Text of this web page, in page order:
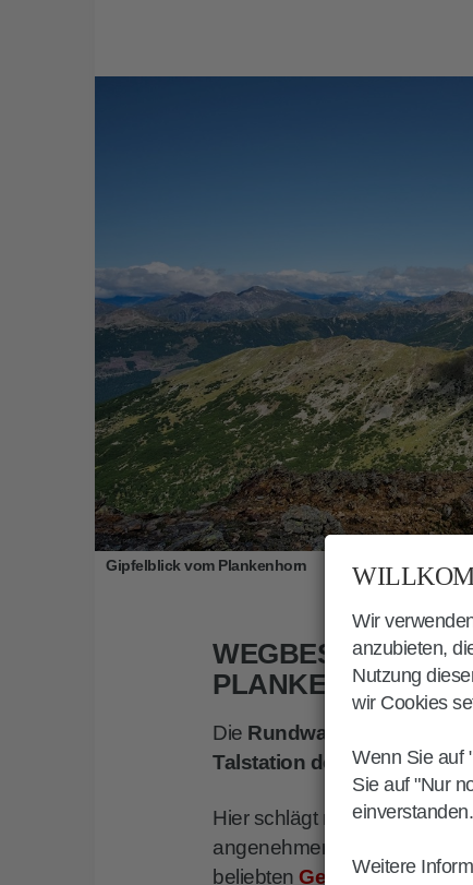
Gipfelblick vom Plankenhorn
PLANKENHORN
Die Rundwanderung auf
Talstation der Umlaufbahn
Hier schlägt man den breiten
angenehmen Anstieg durch
beliebten Getrumalmauf
Wir
anzubieten,
Nutzung
wir Cookies
Wenn Sie auf
Sie auf "Nur
einverstanden.
Weitere